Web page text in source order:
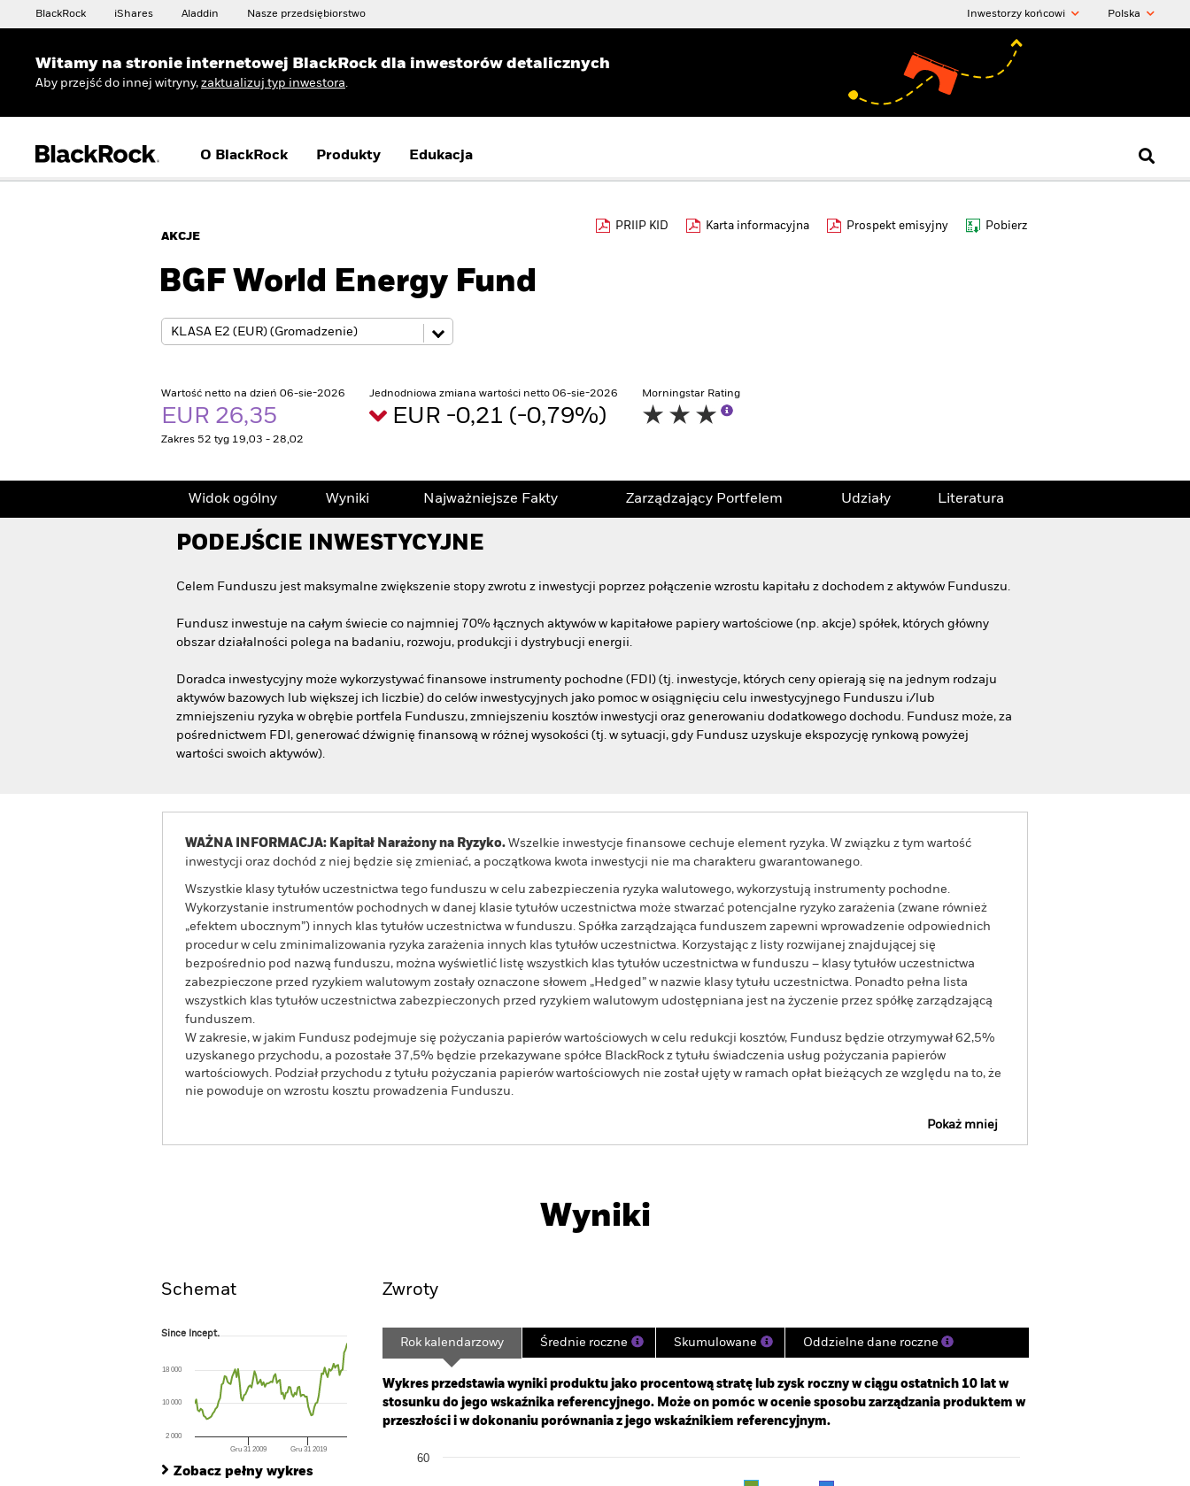
BlackRock iShares Aladdin Nasze przedsiębiorstwo Inwestorzy końcowi Polska
Witamy na stronie internetowej BlackRock dla inwestorów detalicznych
Aby przejść do innej witryny, zaktualizuj typ inwestora
O BlackRock Produkty Edukacja
AKCJE
PRIIP KID Karta informacyjna Prospekt emisyjny Pobierz
BGF World Energy Fund
Wartość netto na dzień 06-sie-2026
EUR 26,35
Zakres 52 tyg 19,03 - 28,02
Jednodniowa zmiana wartości netto 06-sie-2026
EUR -0,21 (-0,79%)
Morningstar Rating
Widok ogólny Wyniki Najważniejsze Fakty Zarządzający Portfelem Udziały Literatura
PODEJŚCIE INWESTYCYJNE
Celem Funduszu jest maksymalne zwiększenie stopy zwrotu z inwestycji poprzez połączenie wzrostu kapitału z dochodem z aktywów Funduszu.
Fundusz inwestuje na całym świecie co najmniej 70% łącznych aktywów w kapitałowe papiery wartościowe (np. akcje) spółek, których główny
obszar działalności polega na badaniu, rozwoju, produkcji i dystrybucji energii.
Doradca inwestycyjny może wykorzystywać finansowe instrumenty pochodne (FDI) (tj. inwestycje, których ceny opierają się na jednym rodzaju
aktywów bazowych lub większej ich liczbie) do celów inwestycyjnych jako pomoc w osiągnięciu celu inwestycyjnego Funduszu i/lub
zmniejszeniu ryzyka w obrębie portfela Funduszu, zmniejszeniu kosztów inwestycji oraz generowaniu dodatkowego dochodu. Fundusz może, za
pośrednictwem FDI, generować dźwignię finansową w różnej wysokości (tj. w sytuacji, gdy Fundusz uzyskuje ekspozycję rynkową powyżej
wartości swoich aktywów).
WAŻNA INFORMACJA: Kapitał Narażony na Ryzyko. Wszelkie inwestycje finansowe cechuje element ryzyka. W związku z tym wartość
inwestycji oraz dochód z niej będzie się zmieniać, a początkowa kwota inwestycji nie ma charakteru gwarantowanego.
Wszystkie klasy tytułów uczestnictwa tego funduszu w celu zabezpieczenia ryzyka walutowego, wykorzystują instrumenty pochodne.
Wykorzystanie instrumentów pochodnych w danej klasie tytułów uczestnictwa może stwarzać potencjalne ryzyko zarażenia (zwane również
„efektem ubocznym”) innych klas tytułów uczestnictwa w funduszu. Spółka zarządzająca funduszem zapewni wprowadzenie odpowiednich
procedur w celu zminimalizowania ryzyka zarażenia innych klas tytułów uczestnictwa. Korzystając z listy rozwijanej znajdującej się
bezpośrednio pod nazwą funduszu, można wyświetlić listę wszystkich klas tytułów uczestnictwa w funduszu – klasy tytułów uczestnictwa
zabezpieczone przed ryzykiem walutowym zostały oznaczone słowem „Hedged” w nazwie klasy tytułu uczestnictwa. Ponadto pełna lista
wszystkich klas tytułów uczestnictwa zabezpieczonych przed ryzykiem walutowym udostępniana jest na życzenie przez spółkę zarządzającą
funduszem.
W zakresie, w jakim Fundusz podejmuje się pożyczania papierów wartościowych w celu redukcji kosztów, Fundusz będzie otrzymywał 62,5%
uzyskanego przychodu, a pozostałe 37,5% będzie przekazywane spółce BlackRock z tytułu świadczenia usług pożyczania papierów
wartościowych. Podział przychodu z tytułu pożyczania papierów wartościowych nie został ujęty w ramach opłat bieżących ze względu na to, że
nie powoduje on wzrostu kosztu prowadzenia Funduszu.
Pokaż mniej
Najważniejsze Fakty Zarządzający Portfelem
Wyniki
Schemat
Since Incept.
The chart has 1 X axis displaying Time. Range: 2001-01-01 00:00:00 to 2026-07-31 00:00:00.
The chart has 1 Y axis displaying values. Range: -80 to 160.
Since Incept.
Gru 31 2019
Gru 31 2009
2 000
10 000
18 000
Zobacz pełny wykres
Zwroty
Rok kalendarzowy Średnie roczne Skumulowane Oddzielne dane roczne
Wykres przedstawia wyniki produktu jako procentową stratę lub zysk roczny w ciągu ostatnich 10 lat w
stosunku do jego wskaźnika referencyjnego. Może on pomóc w ocenie sposobu zarządzania produktem w
przeszłości i w dokonaniu porównania z jego wskaźnikiem referencyjnym.
Bar chart with 2 data series.
60